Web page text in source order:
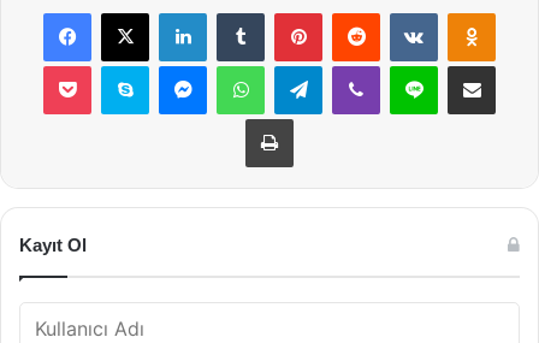
Facebook
X LinkedInTumblr PinterestReddit VKontakte
Pocket Skype MessengerWhatsAppTelegramViber Line E-Posta ile
Yazdır
Kayıt Ol